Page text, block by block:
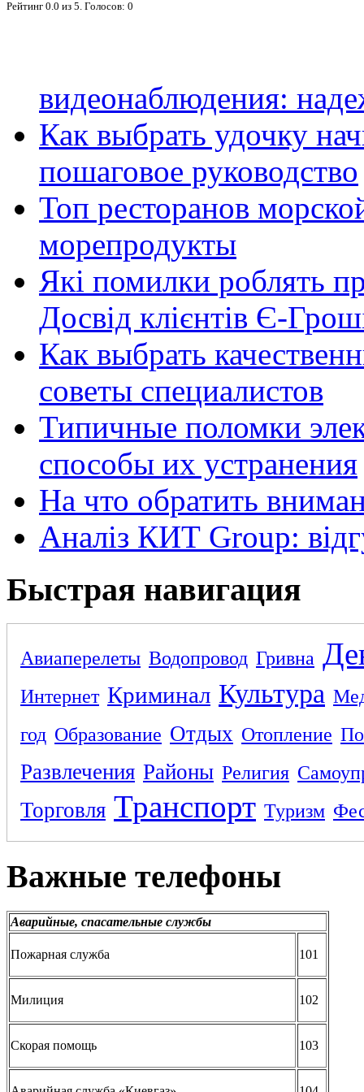
Рейтинг 0.0 из 5 . Голосов: 0
видеонаблюдения:
Как выбрать удочку
пошаговое руководство
Топ ресторанов
морепродукты
Які помилки роблять
Досвід клієнтів Є-
Как выбрать
советы специалистов
Типичные поломки
способы их устранения
На что обратить
Аналіз КИТ Group:
Быстрая навигация
Авиаперелеты Водопровод Гривна
Интернет Криминал Культура
год Образование Отдых Отопление
Развлечения Районы Религия
Торговля Транспорт Туризм
Важные телефоны
Аварийные, спасательные службы
Пожарная служба 101
Милиция 102
Скорая помощь 103